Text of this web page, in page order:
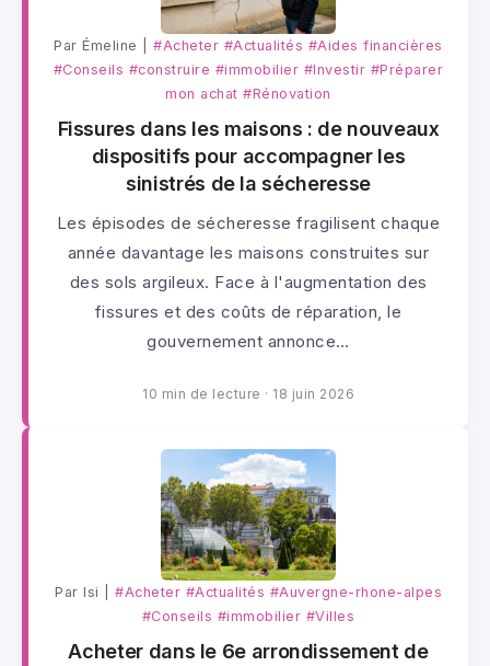
Par Émeline |#Acheter #Actualités #Aides financières
#Conseils #construire #immobilier #Investir #Préparer
mon achat#Rénovation
Fissures dans les maisons : de nouveaux
dispositifs pour accompagner les
sinistrés de la sécheresse
Les épisodes de sécheresse fragilisent chaque
année davantage les maisons construites sur
des sols argileux. Face à l'augmentation des
fissures et des coûts de réparation, le
gouvernement annonce…
10 min de lecture · 18 juin 2026
Par lsi | #Acheter #Actualités #Auvergne-rhone-alpes
#Conseils #immobilier #Villes
Acheter dans le 6e arrondissement de